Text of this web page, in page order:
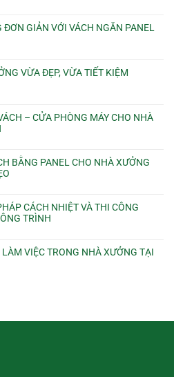
GIẢN VỚI VÁCH NGĂN PANEL
VỪA ĐẸP, VỪA TIẾT KIỆM
– CỬA PHÒNG MÁY CHO NHÀ
BẰNG PANEL CHO NHÀ XƯỞNG
CÁCH NHIỆT VÀ THI CÔNG
TRÌNH
VIỆC TRONG NHÀ XƯỞNG TẠI